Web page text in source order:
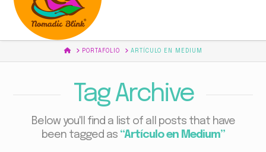
HOMEPORTAFOLIO ARTÍCULO EN MEDIUM
Tag Archive
Below you'll find a list of all posts that have
been tagged as “Artículo en Medium”